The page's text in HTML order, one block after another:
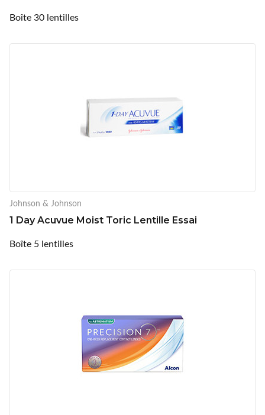
Boîte 30 lentilles
Johnson & Johnson
1 Day Acuvue Moist Toric Lentille Essai
Boîte 5 lentilles